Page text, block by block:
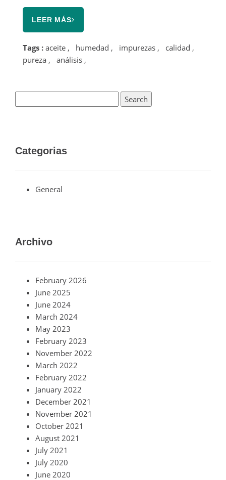
LEER MÁS
Tags : aceite , humedad , impurezas , calidad ,
pureza , análisis ,
Categorias
General
Archivo
February 2026
June 2025
June 2024
March 2024
May 2023
February 2023
November 2022
March 2022
February 2022
January 2022
December 2021
November 2021
October 2021
August 2021
July 2021
July 2020
June 2020